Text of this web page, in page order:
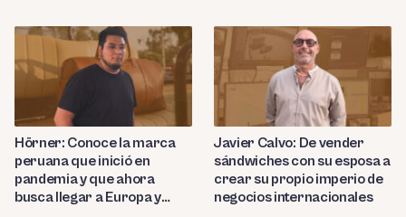
Hörner: Conoce la marca
peruana que inició en
pandemia y que ahora
busca llegar a Europa y
Javier Calvo: De vender
sándwiches con su esposa a
crear su propio imperio de
negocios internacionales